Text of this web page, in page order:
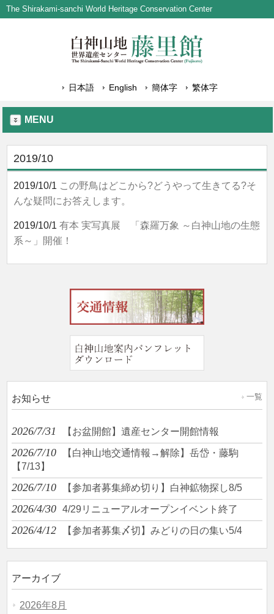
The Shirakami-sanchi World Heritage Conservation Center
日本語 English 簡体字 繁体字
MENU
2019/10
2019/10/1 この野鳥はどこから?どうやって生きてる?そ
んな疑問にお答えします。
2019/10/1 有本 実写真展 「森羅万象 ～白神山地の生態
系～」開催！
お知らせ 一覧
2026/7/31 【お盆開館】遺産センター開館情報
2026/7/10
【白神山地交通情報→解除】岳岱・藤駒
【7/13】
2026/7/10 【参加者募集締め切り】白神鉱物探し8/5
2026/4/30 4/29リニューアルオープンイベント終了
2026/4/12 【参加者募集〆切】みどりの日の集い5/4
アーカイブ
2026年8月